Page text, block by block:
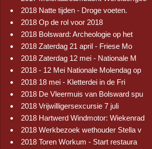
2018 Natte tijden - Droge voeten.
2018 Op de rol voor 2018
2018 Bolsward: Archeologie op het
2018 Zaterdag 21 april - Friese Mo
2018 Zaterdag 12 mei - Nationale M
2018 - 12 Mei Nationale Molendag op
2018 18 mei - Kletterdei in de Fri
2018 De Vleermuis van Bolsward spu
2018 Vrijwilligersexcursie 7 juli
2018 Hartwerd Windmotor: Wiekenrad
2018 Werkbezoek wethouder Stella v
2018 Toren Workum - Start restaura